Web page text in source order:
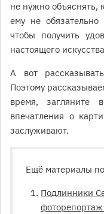
не нужно объяснять,
ему не обязательно
чтобы получить
настоящего
А вот
Поэтому
время,
впечатления о
заслуживают.
Ещё материалы
Подлинники
фоторепортаж